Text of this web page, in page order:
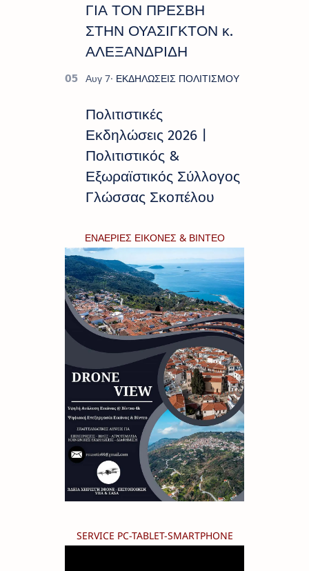
ΓΙΑ ΤΟΝ ΠΡΕΣΒΗ
ΣΤΗΝ ΟΥΑΣΙΓΚΤΟΝ κ.
ΑΛΕΞΑΝΔΡΙΔΗ
Πολιτιστικές
Εκδηλώσεις 2026 |
Πολιτιστικός &
Εξωραϊστικός Σύλλογος
Γλώσσας Σκοπέλου
ΕΝΑΕΡΙΕΣ ΕΙΚΟΝΕΣ & ΒΙΝΤΕΟ
SERVICE PC-TABLET-SMARTPHONE